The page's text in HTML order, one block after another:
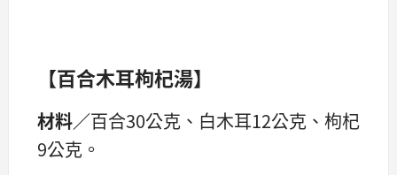
【百合木耳枸杞湯】
材料／百合30公克、白木耳12公克、枸杞
9公克。